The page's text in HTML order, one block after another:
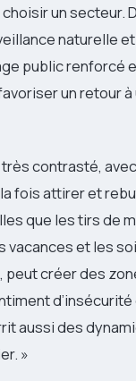
un secteur.
naturelle
public
un retour
contrasté,
fois attirer et
que les tirs
et les
créer des
aussi des
»